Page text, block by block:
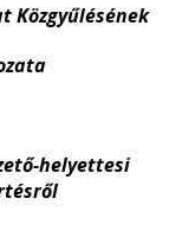
Közgyűlésének
helyettesi